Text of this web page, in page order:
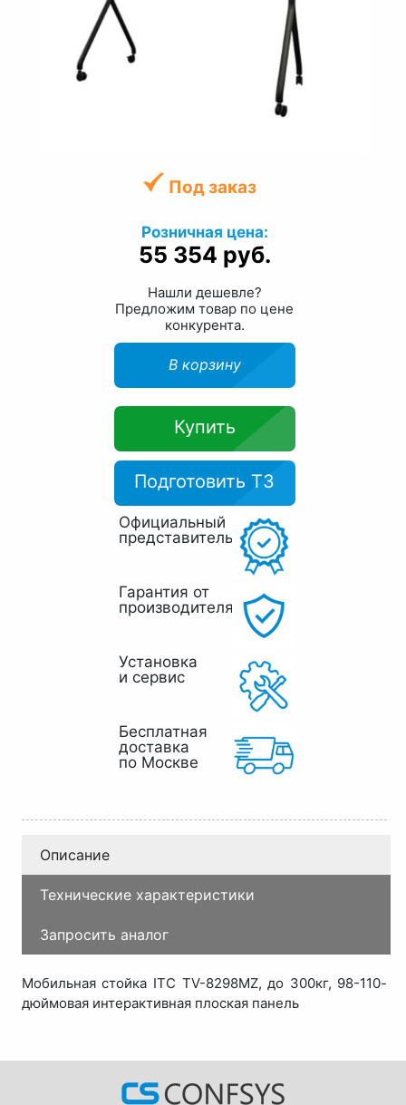
Под заказ
Розничная цена:
55 354 руб.
Нашли дешевле?
Предложим товар по цене
конкурента.
В корзину
Купить
Подготовить ТЗ
Официальный
представитель
Гарантия от
производителя
Установка
и сервис
Бесплатная
доставка
по Москве
Описание
Технические характеристики
Запросить аналог
Мобильная стойка ITC TV-8298MZ, до 300кг, 98-110-
дюймовая интерактивная плоская панель